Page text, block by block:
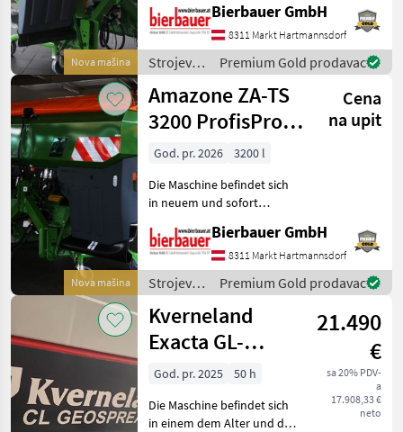
Nova mašina
und kann nach
telefonischer Vereinbarung
gerne vor Ort besichtigt
werden. Neumaschine sofo
Bierbauer GmbH
8311 Markt Hartmannsdorf
Strojevi
za
đubrenje,
gnojenje i
navodnjavanje
/
Premium Gold prodavac
Nova mašina
Amazone ZA-TS
3200 ProfisPro
Hydro
Cena
na upit
God. pr. 2026
3200 l
Die Maschine befindet sich
in neuem und sofort
und kann nach
telefonischer Vereinbarung
gerne vor Ort besichtigt
werden. Neumaschine sofo
Bierbauer GmbH
8311 Markt Hartmannsdorf
Strojevi
za
đubrenje,
gnojenje i
navodnjavanje
/
Premium Gold prodavac
Kverneland
Exacta GL-
Geospread
21.490
€
sa 20% PDV-
a
17.908,33 €
neto
God. pr. 2025
50 h
Die Maschine befindet sich
in einem dem Alter und der